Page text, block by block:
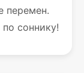
перемен.
соннику!